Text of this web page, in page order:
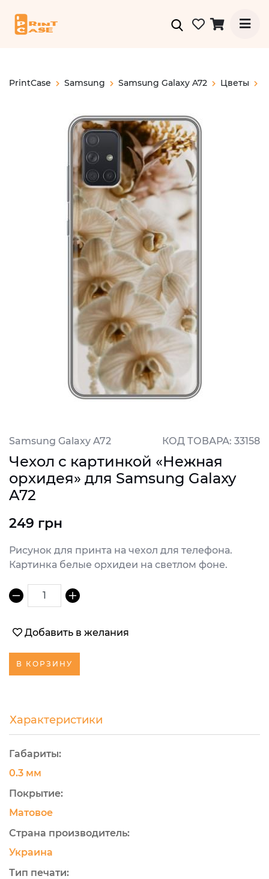
PrintCase Samsung Samsung Galaxy A72 Цветы
Samsung Galaxy A72 КОД ТОВАРА: 33158
Чехол с картинкой «Нежная
орхидея» для Samsung Galaxy
A72
249 грн
Рисунок для принта на чехол для телефона.
Картинка белые орхидеи на светлом фоне.
1
Добавить в желания
В КОРЗИНУ
Характеристики
Габариты:
0.3 мм
Покрытие:
Матовое
Страна производитель:
Украина
Тип печати: